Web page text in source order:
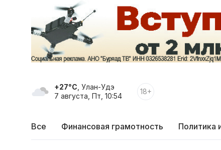
+27°C , Улан-Удэ
7 августа, Пт, 10:54
18+
Все Финансовая грамотность Политика